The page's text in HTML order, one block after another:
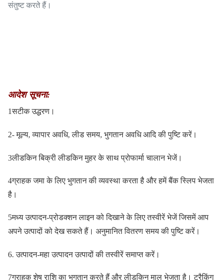
संतुष्ट करते हैं।
आदेश सूचना:
1सटीक उद्धरण।
2- मूल्य, व्यापार अवधि, लीड समय, भुगतान अवधि आदि की पुष्टि करें।
3लीडकिन बिक्री लीडकिन मुहर के साथ प्रोफार्मा चालान भेजें।
4ग्राहक जमा के लिए भुगतान की व्यवस्था करता है और हमें बैंक स्लिप भेजता
है।
5मध्य उत्पादन-प्रोडक्शन लाइन को दिखाने के लिए तस्वीरें भेजें जिसमें आप
अपने उत्पादों को देख सकते हैं। अनुमानित वितरण समय की पुष्टि करें।
6. उत्पादन-महा उत्पादन उत्पादों की तस्वीरें समाप्त करें।
7ग्राहक शेष राशि का भुगतान करते हैं और लीडकिन माल भेजता है। ट्रैकिंग